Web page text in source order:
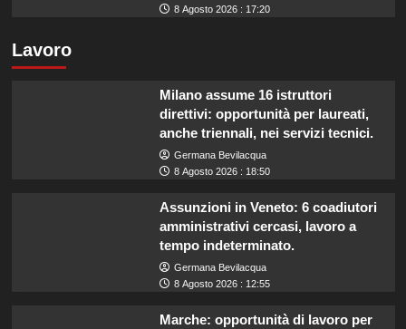
8 Agosto 2026 : 17:20
Lavoro
Milano assume 16 istruttori
direttivi: opportunità per laureati,
anche triennali, nei servizi tecnici.
Germana Bevilacqua
8 Agosto 2026 : 18:50
Assunzioni in Veneto: 6 coadiutori
amministrativi cercasi, lavoro a
tempo indeterminato.
Germana Bevilacqua
8 Agosto 2026 : 12:55
Marche: opportunità di lavoro per